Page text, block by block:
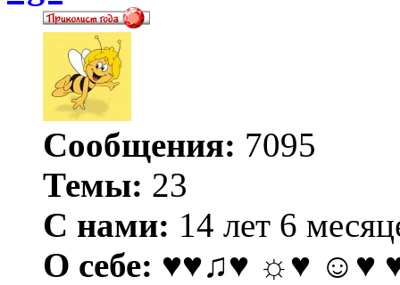
Сообщения: 7095
Темы: 23
С нами: 14 лет 6
О себе: ♥♥♫♥ ☼♥ ☺♥